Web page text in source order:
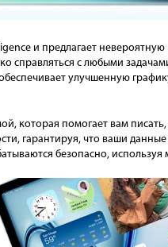
и предлагает
справляться с любыми
улучшенную
которая помогает вам
гарантируя, что ваши
безопасно,